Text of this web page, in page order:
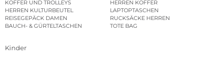
KOFFER UND TROLLEYS
HERREN KOFFER
HERREN KULTURBEUTEL
LAPTOPTASCHEN
REISEGEPÄCK DAMEN
RUCKSÄCKE HERREN
BAUCH- & GÜRTELTASCHEN
TOTE BAG
Kinder